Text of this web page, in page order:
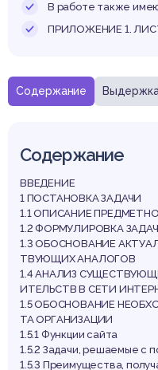
Содержание
Содержание
ВВЕДЕНИЕ
1 ПОСТАНОВКА ЗАДАЧИ
1.1 ОПИСАНИЕ
1.2 ФОРМУЛИРОВКА
1.3 ОБОСНОВАНИЕ
ТВУЮЩИХ АНАЛОГОВ
1.4 АНАЛИЗ
ИТЕЛЬСТВ В СЕТИ
1.5 ОБОСНОВАНИЕ
ТА ОРГАНИЗАЦИИ
1.5.1 Функции сайта
1.5.2 Задачи, решаемые с
1.5.3 Преимущества,
В работе также
ПРИЛОЖЕНИЕ 1.